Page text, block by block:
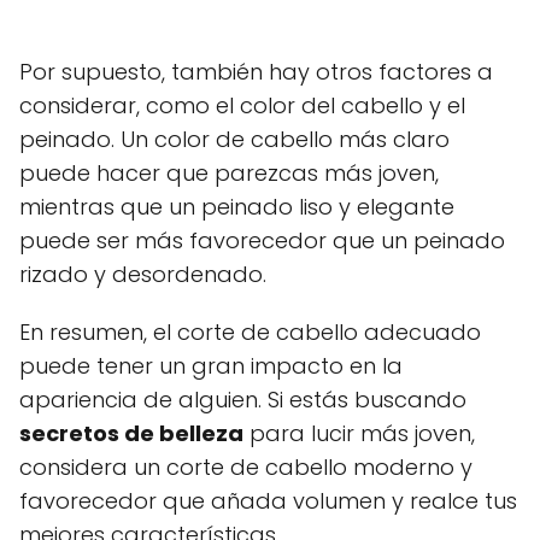
Por supuesto, también hay otros factores a
considerar, como el color del cabello y el
peinado. Un color de cabello más claro
puede hacer que parezcas más joven,
mientras que un peinado liso y elegante
puede ser más favorecedor que un peinado
rizado y desordenado.
En resumen, el corte de cabello adecuado
puede tener un gran impacto en la
apariencia de alguien. Si estás buscando
secretos de belleza para lucir más joven,
considera un corte de cabello moderno y
favorecedor que añada volumen y realce tus
mejores características.